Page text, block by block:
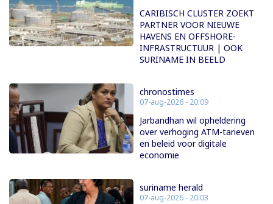
CARIBISCH CLUSTER ZOEKT
PARTNER VOOR NIEUWE
HAVENS EN OFFSHORE-
INFRASTRUCTUUR | OOK
SURINAME IN BEELD
chronostimes
07-aug-2026 - 20:09
Jarbandhan wil opheldering
over verhoging ATM-tarieven
en beleid voor digitale
economie
suriname herald
07-aug-2026 - 20:03